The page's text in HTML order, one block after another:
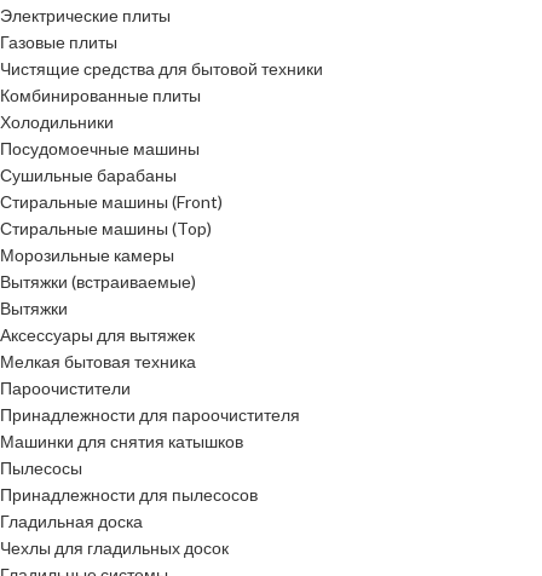
Электрические плиты
Газовые плиты
Чистящие средства для бытовой техники
Комбинированные плиты
Холодильники
Посудомоечные машины
Сушильные барабаны
Стиральные машины (Front)
Стиральные машины (Top)
Морозильные камеры
Вытяжки (встраиваемые)
Вытяжки
Аксессуары для вытяжек
Мелкая бытовая техника
Пароочистители
Принадлежности для пароочистителя
Машинки для снятия катышков
Пылесосы
Принадлежности для пылесосов
Гладильная доска
Чехлы для гладильных досок